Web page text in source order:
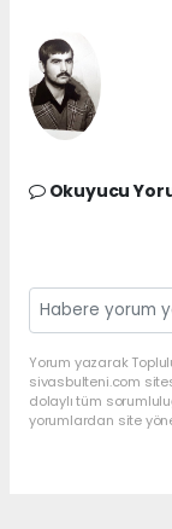
Okuyucu
Yorum yazarak
sivasbulteni.com
dolaylı tüm
yorumlardan site